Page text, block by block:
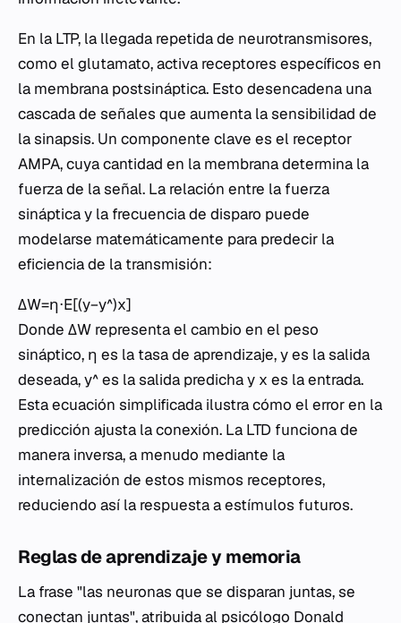
En la LTP, la llegada repetida de neurotransmisores,
como el glutamato, activa receptores específicos en
la membrana postsináptica. Esto desencadena una
cascada de señales que aumenta la sensibilidad de
la sinapsis. Un componente clave es el receptor
AMPA, cuya cantidad en la membrana determina la
fuerza de la señal. La relación entre la fuerza
sináptica y la frecuencia de disparo puede
modelarse matemáticamente para predecir la
eficiencia de la transmisión:
ΔW=η⋅E[(y−y^​)x]
Donde ΔW representa el cambio en el peso
sináptico, η es la tasa de aprendizaje, y es la salida
deseada, y^​ es la salida predicha y x es la entrada.
Esta ecuación simplificada ilustra cómo el error en la
predicción ajusta la conexión. La LTD funciona de
manera inversa, a menudo mediante la
internalización de estos mismos receptores,
reduciendo así la respuesta a estímulos futuros.
Reglas de aprendizaje y memoria
La frase "las neuronas que se disparan juntas, se
conectan juntas", atribuida al psicólogo Donald